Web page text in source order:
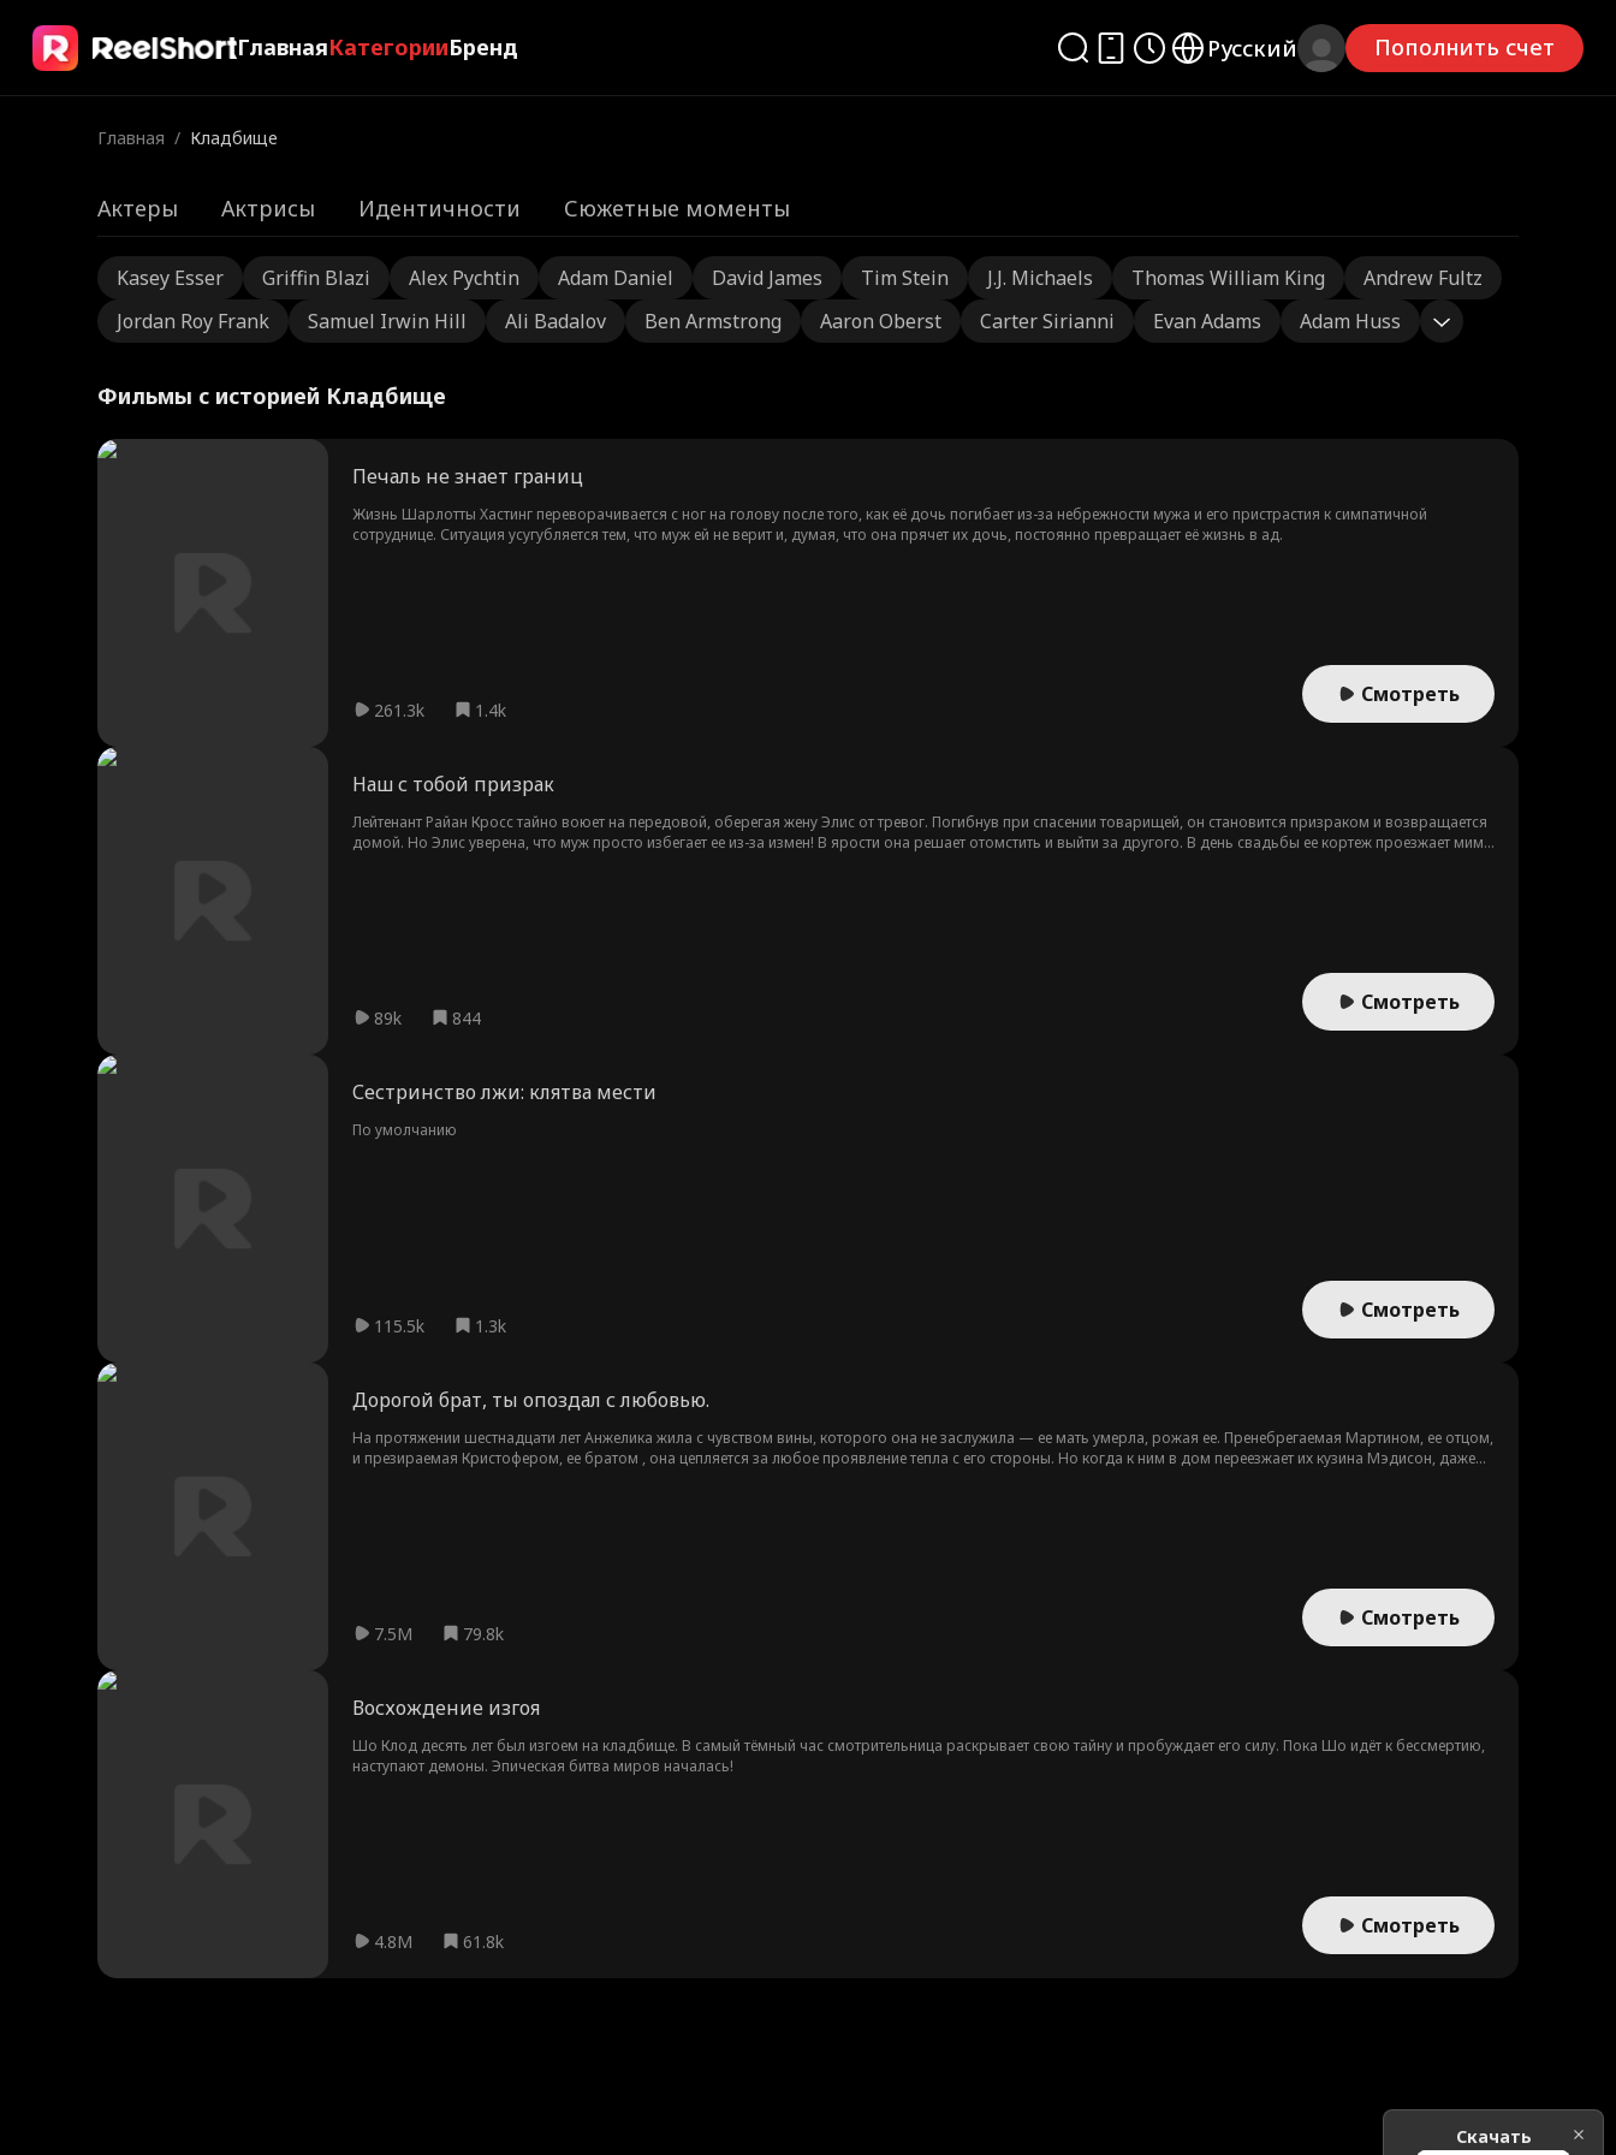
ГлавнаяКатегорииБренд Русский Пополнить счет
Главная / Кладбище
Актеры Актрисы Идентичности Сюжетные моменты
Kasey Esser Griffin Blazi Alex Pychtin Adam Daniel David James Tim Stein J.J. Michaels Thomas William King
Andrew Fultz
Jordan Roy Frank
Samuel Irwin Hill Ali Badalov Ben Armstrong Aaron Oberst Carter Sirianni Evan Adams Adam Huss
Фильмы с историей Кладбище
Печаль не знает границ
Жизнь Шарлотты Хастинг переворачивается с ног на голову после того, как её дочь погибает из-за небрежности мужа и его пристрастия к симпатичной
сотруднице. Ситуация усугубляется тем, что муж ей не верит и, думая, что она прячет их дочь, постоянно превращает её жизнь в ад.
261.3k 1.4k
Смотреть
Наш с тобой призрак
Лейтенант Райан Кросс тайно воюет на передовой, оберегая жену Элис от тревог. Погибнув при спасении товарищей, он становится призраком и возвращается
домой. Но Элис уверена, что муж просто избегает ее из-за измен! В ярости она решает отомстить и выйти за другого. В день свадьбы ее кортеж проезжает мимо
89k 844
Смотреть
Сестринство лжи: клятва мести
По умолчанию
115.5k 1.3k
Смотреть
Дорогой брат, ты опоздал с любовью.
На протяжении шестнадцати лет Анжелика жила с чувством вины, которого она не заслужила — ее мать умерла, рожая ее. Пренебрегаемая Мартином, ее отцом,
и презираемая Кристофером, ее братом , она цепляется за любое проявление тепла с его стороны. Но когда к ним в дом переезжает их кузина Мэдисон, даже
7.5M 79.8k
Смотреть
Восхождение изгоя
Шо Клод десять лет был изгоем на кладбище. В самый тёмный час смотрительница раскрывает свою тайну и пробуждает его силу. Пока Шо идёт к бессмертию,
наступают демоны. Эпическая битва миров началась!
4.8M 61.8k
Смотреть
Скачать